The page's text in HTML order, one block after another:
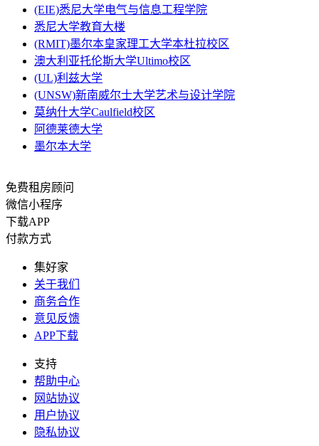
(EIE)悉尼大学电气与信息工程学院
悉尼大学教育大楼
(RMIT)墨尔本皇家理工大学本杜拉校区
澳大利亚托伦斯大学Ultimo校区
(UL)利兹大学
(UNSW)新南威尔士大学艺术与设计学院
莫纳什大学Caulfield校区
阿德莱德大学
墨尔本大学
免费租房顾问
微信小程序
下载APP
付款方式
集好家
关于我们
商务合作
意见反馈
APP下载
支持
帮助中心
网站协议
用户协议
隐私协议